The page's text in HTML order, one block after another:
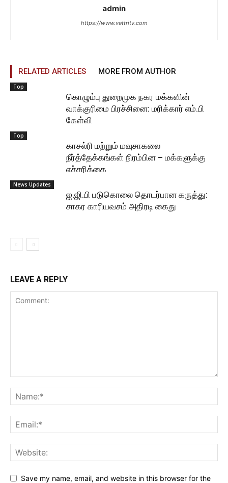
admin
https://www.vettritv.com
RELATED ARTICLES MORE FROM AUTHOR
Top
கொழும்பு துறைமுக நகர மக்களின்
வாக்குரிமை பிரச்சினை: மரிக்கார் எம்.பி
கேள்வி
Top
காசல்ரி மற்றும் மவுசாகலை
நீர்த்தேக்கங்கள் நிரம்பின – மக்களுக்கு
எச்சரிக்கை
News Updates
ஐ.ஜி.பி படுகொலை தொடர்பான கருத்து:
சாகர காரியவசம் அதிரடி கைது
LEAVE A REPLY
Save my name, email, and website in this browser for the